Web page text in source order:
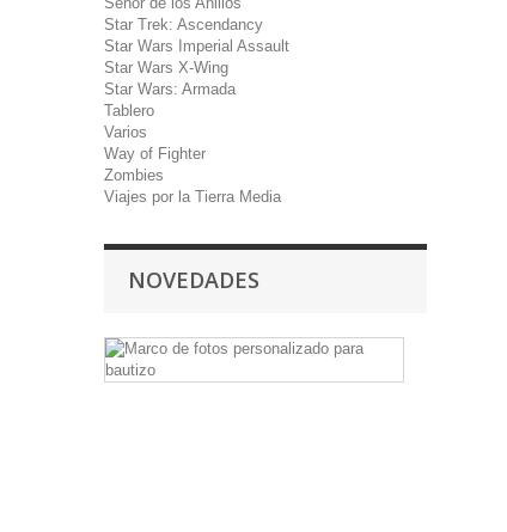
Star Trek: Ascendancy
Star Wars Imperial Assault
Star Wars X-Wing
Star Wars: Armada
Tablero
Varios
Way of Fighter
Zombies
Viajes por la Tierra Media
NOVEDADES